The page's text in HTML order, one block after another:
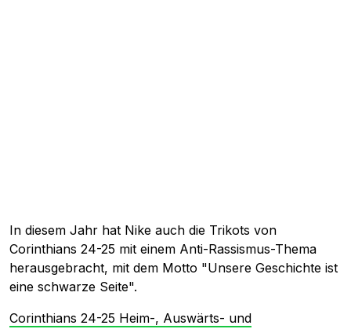
In diesem Jahr hat Nike auch die Trikots von
Corinthians 24-25 mit einem Anti-Rassismus-Thema
herausgebracht, mit dem Motto "Unsere Geschichte ist
eine schwarze Seite".
Corinthians 24-25 Heim-, Auswärts- und